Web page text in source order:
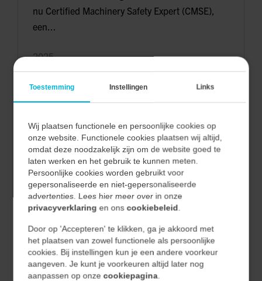
nu Certified Machinery Safety Expert (CMSE),
een...
2025
LEES MEER
UITBREIDING WAGENPARK
Recent hebben wij 10 nieuwe SEAT Ibiza-
modellen in ontvangst mogen nemen.
2025
LEES MEER
Toestemming Instellingen Links
Wij plaatsen functionele en persoonlijke cookies op
onze website. Functionele cookies plaatsen wij altijd,
omdat deze noodzakelijk zijn om de website goed te
laten werken en het gebruik te kunnen meten.
Persoonlijke cookies worden gebruikt voor
gepersonaliseerde en niet-gepersonaliseerde
advertenties. Lees hier meer over in onze
privacyverklaring en onscookiebeleid .
Door op 'Accepteren' te klikken, ga je akkoord met
het plaatsen van zowel functionele als persoonlijke
cookies. Bij instellingen kun je een andere voorkeur
aangeven. Je kunt je voorkeuren altijd later nog
aanpassen op onzecookiepagina.